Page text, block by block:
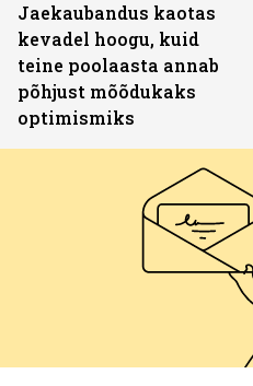
Jaekaubandus kaotas
kevadel hoogu, kuid
teine poolaasta annab
põhjust mõõdukaks
optimismiks